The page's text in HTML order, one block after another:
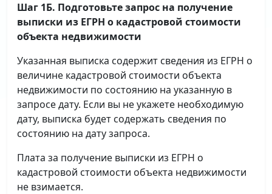
Шаг 1Б. Подготовьте запрос на получение
выписки из ЕГРН о кадастровой стоимости
объекта недвижимости
Указанная выписка содержит сведения из ЕГРН о
величине кадастровой стоимости объекта
недвижимости по состоянию на указанную в
запросе дату. Если вы не укажете необходимую
дату, выписка будет содержать сведения по
состоянию на дату запроса.
Плата за получение выписки из ЕГРН о
кадастровой стоимости объекта недвижимости
не взимается.